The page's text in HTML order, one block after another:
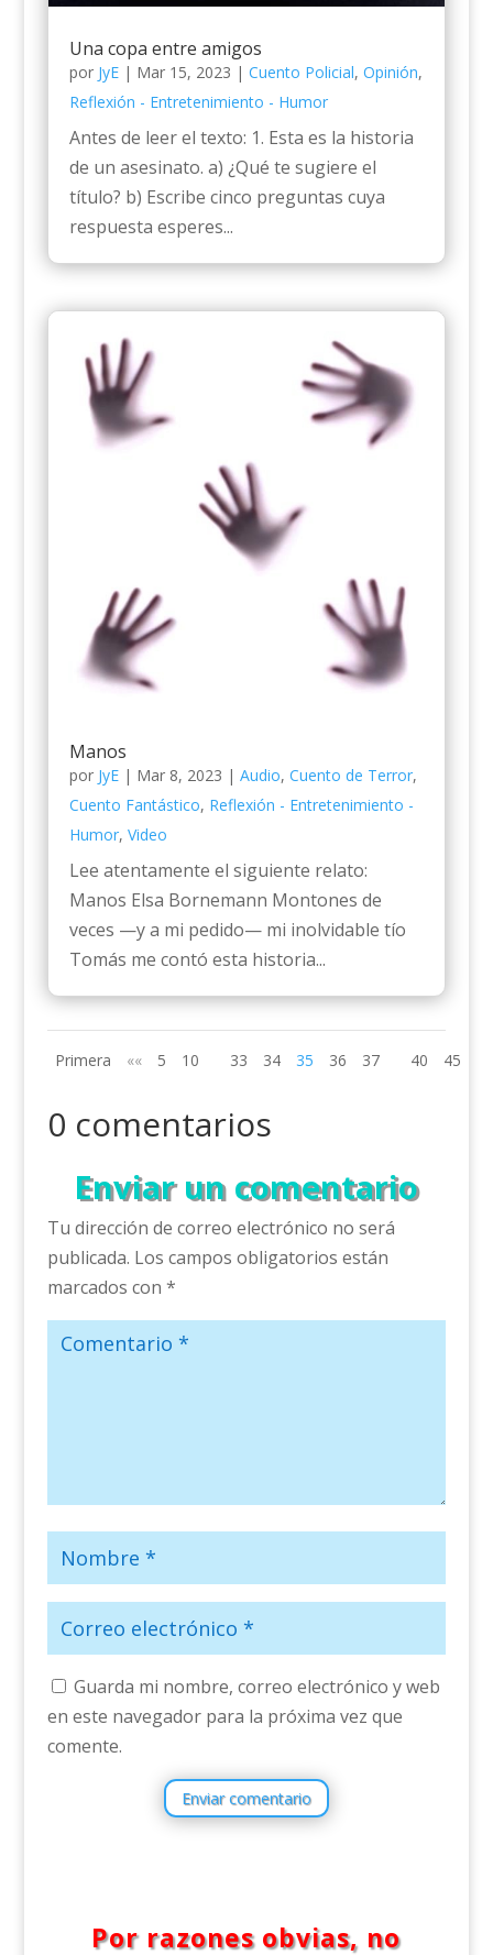
Una copa entre amigos
por JyE| Mar 15, 2023 | Cuento Policial, Opinión,
Reflexión - Entretenimiento - Humor
Antes de leer el texto: 1. Esta es la historia
de un asesinato. a) ¿Qué te sugiere el
título? b) Escribe cinco preguntas cuya
respuesta esperes...
Manos
por JyE| Mar 8, 2023 | Audio, Cuento de Terror,
Cuento Fantástico, Reflexión - Entretenimiento -
Humor, Video
Lee atentamente el siguiente relato:
Manos Elsa Bornemann Montones de
veces —y a mi pedido— mi inolvidable tío
Tomás me contó esta historia...
Primera «« 5 10 33 34 35 36 37 40 45
0 comentarios
Enviar un comentario
Tu dirección de correo electrónico no será
publicada. Los campos obligatorios están
marcados con *
Guarda mi nombre, correo electrónico y web
en este navegador para la próxima vez que
comente.
Enviar comentario
Por razones obvias, no